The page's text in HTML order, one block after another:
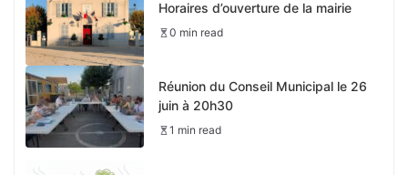
Horaires d’ouverture de la mairie
0 min read
Réunion du Conseil Municipal le 26
juin à 20h30
1 min read